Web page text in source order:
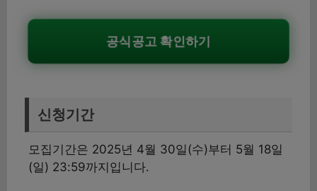
공식공고 확인하기
신청기간
모집기간은 2025년 4월 30일(수)부터 5월 18일
(일) 23:59까지입니다.